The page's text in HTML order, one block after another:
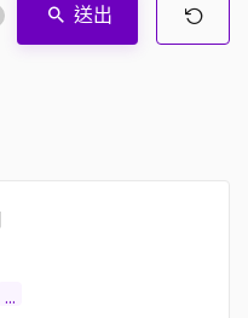
送出
...